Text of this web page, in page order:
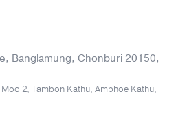
Banglamung, Chonburi 20150,
2, Tambon Kathu, Amphoe Kathu,